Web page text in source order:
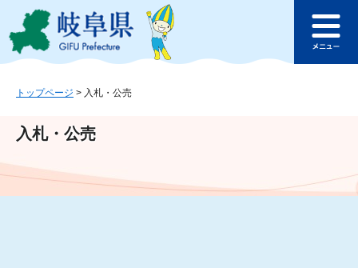
ジ
ュ
文
このページの本文へ
ュ
トップページ > 入札・公売
入札・公売